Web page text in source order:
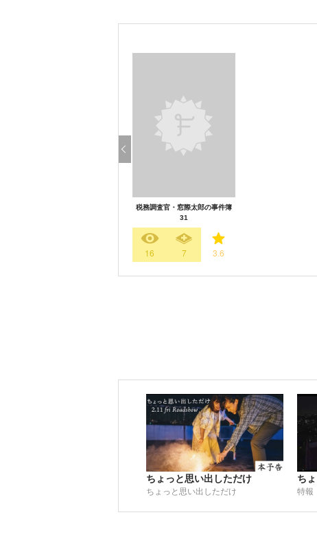
税務調査官・窓際太郎の事件簿
31
16 7 3.6
ちょっと思い出しただけ
ちょっと思い出しただけ
ち
特報